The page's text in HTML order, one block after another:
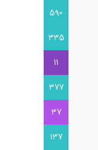
590
335
11
377
37
137